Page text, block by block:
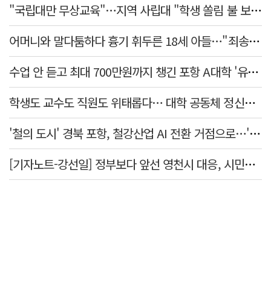
"국립대만 무상교육"…지역 사립대 "학생 쏠림 불 보듯"
어머니와 말다툼하다 흉기 휘두른 18세 아들…"죄송하지 않나" 묻자 침묵
수업 안 듣고 최대 700만원까지 챙긴 포항 A대학 '유령 선수' 등 19명 무더기 송치
학생도 교수도 직원도 위태롭다… 대학 공동체 정신건강 '빨간불'
'철의 도시' 경북 포항, 철강산업 AI 전환 거점으로…'AI 융합실증허브' 구축
[기자노트-강선일] 정부보다 앞선 영천시 대응, 시민보다 앞서선 안된다